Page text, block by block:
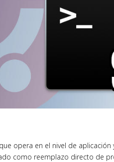
opera en el nivel de
como reemplazo directo de